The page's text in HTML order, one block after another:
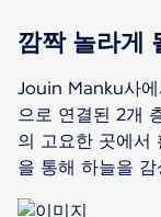
깜짝 놀라게
Jouin Manku사
으로 연결된 2개
의 고요한 곳에서
을 통해 하늘을 감